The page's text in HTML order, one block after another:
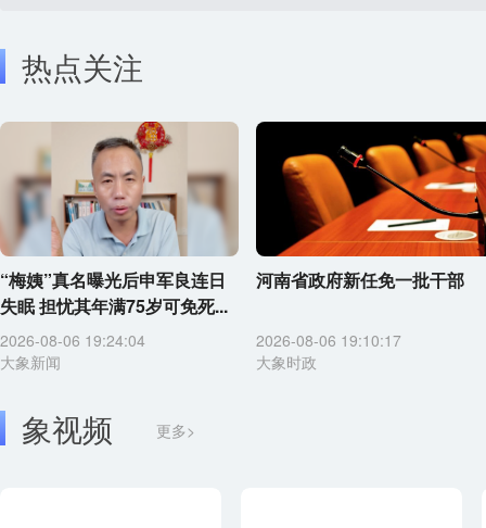
热点关注
“梅姨”真名曝光后申军良连日
失眠 担忧其年满75岁可免死...
2026-08-06 19:24:04
大象新闻
河南省政府新任免一批干部
2026-08-06 19:10:17
大象时政
象视频 更多>